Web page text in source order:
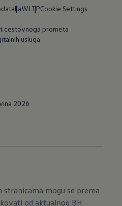
WLTPCookie Settings
cestovnoga prometa
usluga
2026
mogu se prema
od aktualnog BH